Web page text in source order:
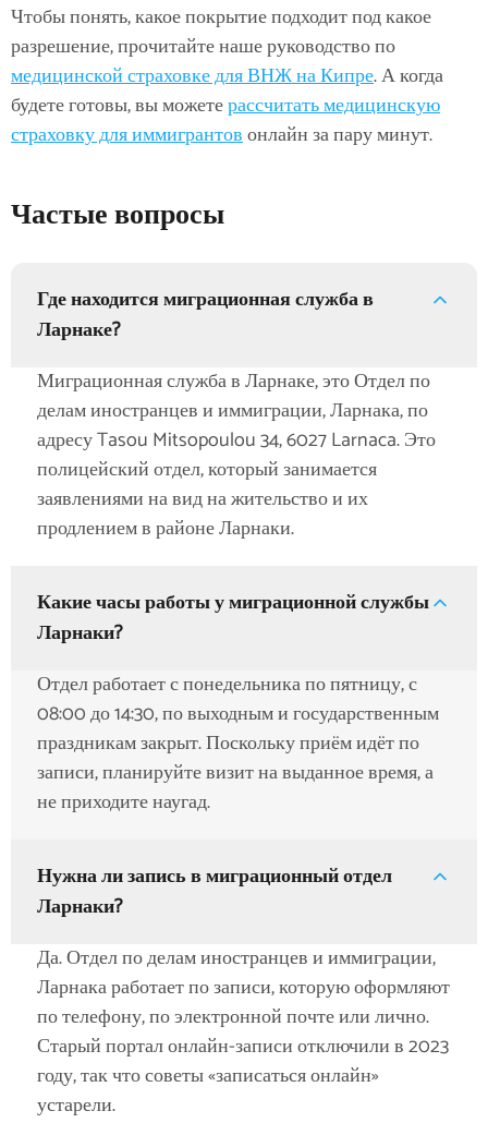
Чтобы понять, какое покрытие подходит под какое
разрешение, прочитайте наше руководство по
медицинской страховке для ВНЖ на Кипре. А когда
будете готовы, вы можетерассчитать медицинскую
страховку для иммигрантовонлайн за пару минут.
Частые вопросы
Где находится миграционная служба в
Ларнаке?
Миграционная служба в Ларнаке, это Отдел по
делам иностранцев и иммиграции, Ларнака, по
адресу Tasou Mitsopoulou 34, 6027 Larnaca. Это
полицейский отдел, который занимается
заявлениями на вид на жительство и их
продлением в районе Ларнаки.
Какие часы работы у миграционной службы
Ларнаки?
Отдел работает с понедельника по пятницу, с
08:00 до 14:30, по выходным и государственным
праздникам закрыт. Поскольку приём идёт по
записи, планируйте визит на выданное время, а
не приходите наугад.
Нужна ли запись в миграционный отдел
Ларнаки?
Да. Отдел по делам иностранцев и иммиграции,
Ларнака работает по записи, которую оформляют
по телефону, по электронной почте или лично.
Старый портал онлайн-записи отключили в 2023
году, так что советы «записаться онлайн»
устарели.